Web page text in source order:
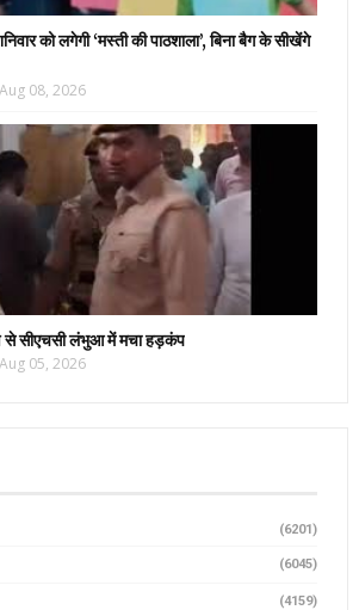
को लगेगी ‘मस्ती की पाठशाला’, बिना बैग के सीखेंगे
Aug 08, 2026
से सीएचसी लंभुआ में मचा हड़कंप
Aug 05, 2026
(6201)
(6045)
(4159)